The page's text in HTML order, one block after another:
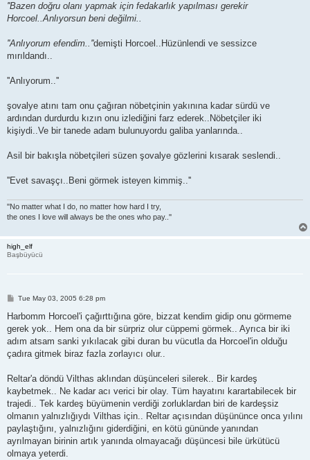
''Bazen doğru olanı yapmak için fedakarlık yapılması gerekir
Horcoel..Anlıyorsun beni değilmi..
''Anlıyorum efendim..''demişti Horcoel..Hüzünlendi ve sessizce
mırıldandı..
''Anlıyorum..''
şovalye atını tam onu çağıran nöbetçinin yakınına kadar sürdü ve
ardından durdurdu kızın onu izlediğini farz ederek..Nöbetçiler iki
kişiydi..Ve bir tanede adam bulunuyordu galiba yanlarında..
Asil bir bakışla nöbetçileri süzen şovalye gözlerini kısarak seslendi..
''Evet savaşçı..Beni görmek isteyen kimmiş..''
''No matter what I do, no matter how hard I try,
the ones I love will always be the ones who pay..''
high_elf
Başbüyücü
P
s
Tue May 03, 2005 6:28 pm
Harbomm Horcoel'i çağırttığına göre, bizzat kendim gidip onu görmeme
gerek yok.. Hem ona da bir sürpriz olur cüppemi görmek.. Ayrıca bir iki
adım atsam sanki yıkılacak gibi duran bu vücutla da Horcoel'in olduğu
çadıra gitmek biraz fazla zorlayıcı olur..
Reltar'a döndü Vilthas aklından düşünceleri silerek.. Bir kardeş
kaybetmek.. Ne kadar acı verici bir olay. Tüm hayatını karartabilecek bir
trajedi.. Tek kardeş büyümenin verdiği zorluklardan biri de kardeşsiz
olmanın yalnızlığıydı Vilthas için.. Reltar açısından düşününce onca yılını
paylaştığını, yalnızlığını giderdiğini, en kötü gününde yanından
ayrılmayan birinin artık yanında olmayacağı düşüncesi bile ürkütücü
olmaya yeterdi.